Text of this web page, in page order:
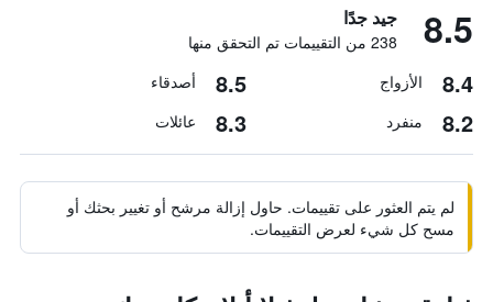
8.5 جيد جدًا
238 من التقييمات تم التحقق منها
8.4 الأزواج 8.5 أصدقاء
8.2 منفرد 8.3 عائلات
لم يتم العثور على تقييمات. حاول إزالة مرشح أو تغيير بحثك أو
مسح كل شيء لعرض التقييمات.